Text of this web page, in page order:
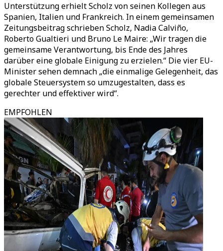
Unterstützung erhielt Scholz von seinen Kollegen aus
Spanien, Italien und Frankreich. In einem gemeinsamen
Zeitungsbeitrag schrieben Scholz, Nadia Calviño,
Roberto Gualtieri und Bruno Le Maire: „Wir tragen die
gemeinsame Verantwortung, bis Ende des Jahres
darüber eine globale Einigung zu erzielen.“ Die vier EU-
Minister sehen demnach „die einmalige Gelegenheit, das
globale Steuersystem so umzugestalten, dass es
gerechter und effektiver wird“.
EMPFOHLEN